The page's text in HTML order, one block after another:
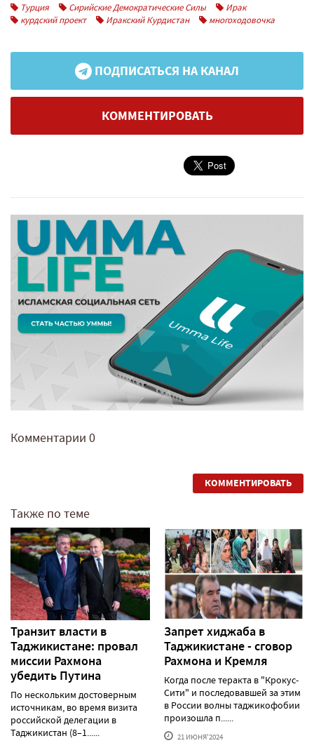
Турция Сирийские Демократические Силы
Ирак
курдский проект
Иракский Курдистан многоходовочка
ПОДПИСАТЬСЯ НА КАНАЛ
КОММЕНТИРОВАТЬ
Комментарии 0
КОММЕНТИРОВАТЬ
Также по теме
Транзит власти в
Таджикистане: провал
миссии Рахмона
убедить Путина
По нескольким достоверным
источникам, во время визита
российской делегации в
Таджикистан (8–1......
Запрет хиджаба в
Таджикистане - сговор
Рахмона и Кремля
Когда после теракта в "Крокус-
Сити" и последовавшей за этим
в России волны таджикофобии
произошла п......
21 ИЮНЯ'2024